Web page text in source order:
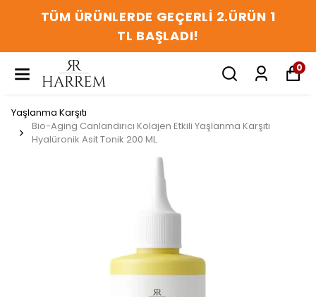
TÜM ÜRÜNLERDE GEÇERLİ 2.ÜRÜN 1
TL BAŞLADI!
0
Yaşlanma Karşıtı
Bio-Aging Canlandırıcı Kolajen Etkili Yaşlanma Karşıtı
Hyalüronik Asit Tonik 200 ML